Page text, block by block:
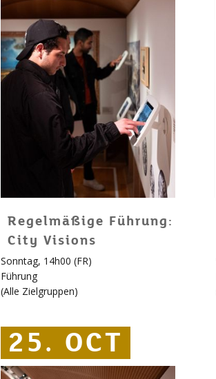
Regelmäßige Führung:
City Visions
Sonntag, 14h00 (FR)
Führung
(Alle Zielgruppen)
25. OCT
25. OCT
25. OCT